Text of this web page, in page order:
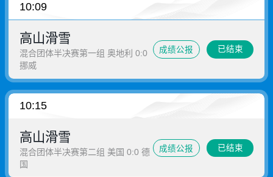
10:09
高山滑雪
混合团体半决赛第一组 奥地利 0:0
挪威
成绩公报 已结束
10:15
高山滑雪
混合团体半决赛第二组 美国 0:0 德
国
成绩公报 已结束